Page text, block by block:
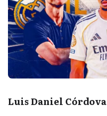
Luis Daniel Córdova